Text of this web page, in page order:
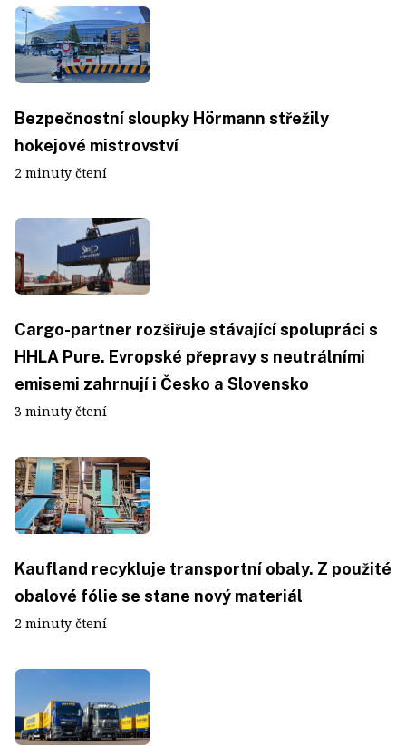
Bezpečnostní sloupky Hörmann střežily
hokejové mistrovství
2 minuty čtení
Cargo-partner rozšiřuje stávající spolupráci s
HHLA Pure. Evropské přepravy s neutrálními
emisemi zahrnují i Česko a Slovensko
3 minuty čtení
Kaufland recykluje transportní obaly. Z použité
obalové fólie se stane nový materiál
2 minuty čtení